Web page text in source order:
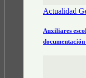
Actualidad
Auxiliares